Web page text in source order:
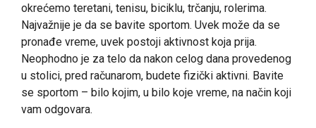
okrećemo teretani, tenisu, biciklu, trčanju, rolerima.
Najvažnije je da se bavite sportom. Uvek može da se
pronađe vreme, uvek postoji aktivnost koja prija.
Neophodno je za telo da nakon celog dana provedenog
u stolici, pred računarom, budete fizički aktivni. Bavite
se sportom – bilo kojim, u bilo koje vreme, na način koji
vam odgovara.